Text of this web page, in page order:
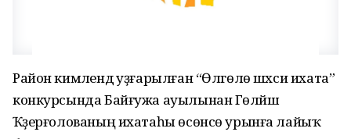
Район кимәлендә уҙғарылған “Өлгөлө шәхси ихата”
конкурсында Байғужа ауылынан Гөләйшә
Ҡәҙерғолованың ихатаһы өсөнсө урынға лайыҡ